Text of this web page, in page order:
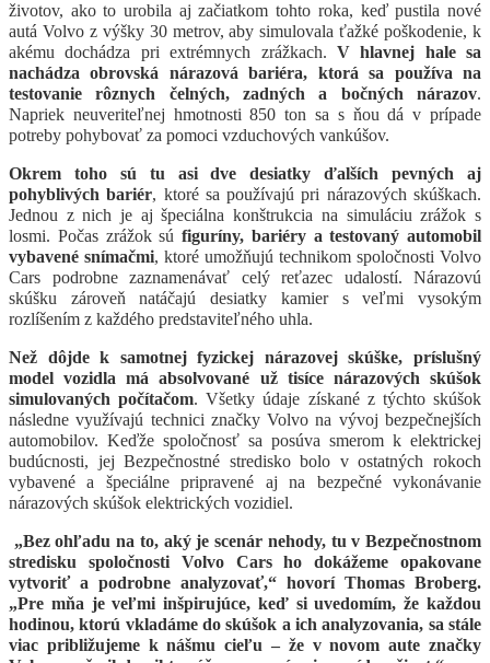
životov, ako to urobila aj začiatkom tohto roka, keď pustila nové
autá Volvo z výšky 30 metrov, aby simulovala ťažké poškodenie, k
akému dochádza pri extrémnych zrážkach. V hlavnej hale sa
nachádza obrovská nárazová bariéra, ktorá sa používa na
testovanie rôznych čelných, zadných a bočných nárazov.
Napriek neuveriteľnej hmotnosti 850 ton sa s ňou dá v prípade
potreby pohybovať za pomoci vzduchových vankúšov.
Okrem toho sú tu asi dve desiatky ďalších pevných aj
pohyblivých bariér, ktoré sa používajú pri nárazových skúškach.
Jednou z nich je aj špeciálna konštrukcia na simuláciu zrážok s
losmi. Počas zrážok sú figuríny, bariéry a testovaný automobil
vybavené snímačmi, ktoré umožňujú technikom spoločnosti Volvo
Cars podrobne zaznamenávať celý reťazec udalostí. Nárazovú
skúšku zároveň natáčajú desiatky kamier s veľmi vysokým
rozlíšením z každého predstaviteľného uhla.
Než dôjde k samotnej fyzickej nárazovej skúške, príslušný
model vozidla má absolvované už tisíce nárazových skúšok
simulovaných počítačom. Všetky údaje získané z týchto skúšok
následne využívajú technici značky Volvo na vývoj bezpečnejších
automobilov. Keďže spoločnosť sa posúva smerom k elektrickej
budúcnosti, jej Bezpečnostné stredisko bolo v ostatných rokoch
vybavené a špeciálne pripravené aj na bezpečné vykonávanie
nárazových skúšok elektrických vozidiel.
„Bez ohľadu na to, aký je scenár nehody, tu v Bezpečnostnom
stredisku spoločnosti Volvo Cars ho dokážeme opakovane
vytvoriť a podrobne analyzovať,“ hovorí Thomas Broberg.
„Pre mňa je veľmi inšpirujúce, keď si uvedomím, že každou
hodinou, ktorú vkladáme do skúšok a ich analyzovania, sa stále
viac približujeme k nášmu cieľu – že v novom aute značky